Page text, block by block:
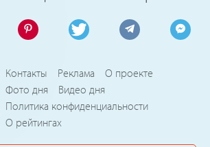
Контакты Реклама
О проекте
Фото дня
Видео дня
Политика конфиденциальности
О рейтингах